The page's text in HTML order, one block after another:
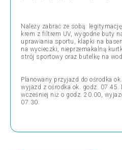
Należy zabrać ze sobą:
krem z filtrem UV, wygodne buty
uprawiania sportu, klapki na
na wycieczki, nieprzemakalną
strój sportowy oraz butelkę na
Planowany przyjazd do ośrodka
wyjazd z ośrodka ok. godz. 07.45.
wcześniej niż o godz. 20.00,
07.30.